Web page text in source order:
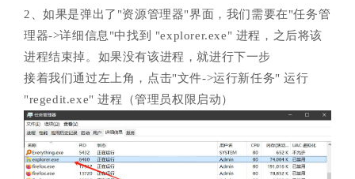
2、如果是弹出了"资源管理器"界面，我们需要在"任务管
理器->详细信息"中找到 "explorer.exe" 进程，之后将该
进程结束掉。如果没有该进程，就进行下一步
接着我们通过左上角，点击"文件->运行新任务" 运行
"regedit.exe" 进程（管理员权限启动）